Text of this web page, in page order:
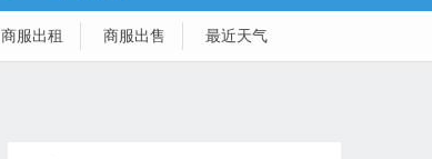
商服出租 商服出售 最近天气